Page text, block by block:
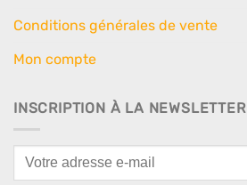
Conditions générales de vente
Mon compte
INSCRIPTION À LA NEWSLETTER